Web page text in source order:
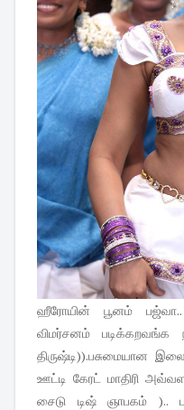
ஹீரோயின் பூனம்
விமர்சனம்
திருஷ்டி)).பசுமையான
ஊட்டி கேரட் மாதிரி
சைடு டிஷ் ஞாபகம் )..